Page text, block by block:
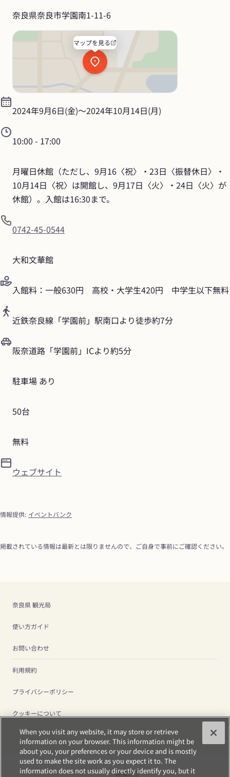
奈良県奈良市学園南1-11-6
マップを見る
2024年9月6日(金)〜2024年10月14日(月)
10:00 - 17:00
月曜日休館（ただし、9月16〈祝〉・23日〈振替休日〉・
10月14日〈祝〉は開館し、9月17日〈火〉・24日〈火〉が
休館）。入館は16:30まで。
0742-45-0544
大和文華館
入館料：一般630円　高校・大学生420円　中学生以下無料
近鉄奈良線「学園前」駅南口より徒歩約7分
阪奈道路「学園前」ICより約5分
駐車場 あり
50台
無料
ウェブサイト
情報提供: イベントバンク
掲載されている情報は最新とは限りませんので、ご自身で事前にご確認ください。
開催終了
奈良県 観光局
使い方ガイド
お問い合わせ
利用規約
プライバシーポリシー
クッキーについて
When you visit any website, it may store or retrieve
information on your browser. This information might be
about you, your preferences or your device and is mostly
used to make the site work as you expect it to. The
information does not usually directly identify you, but it